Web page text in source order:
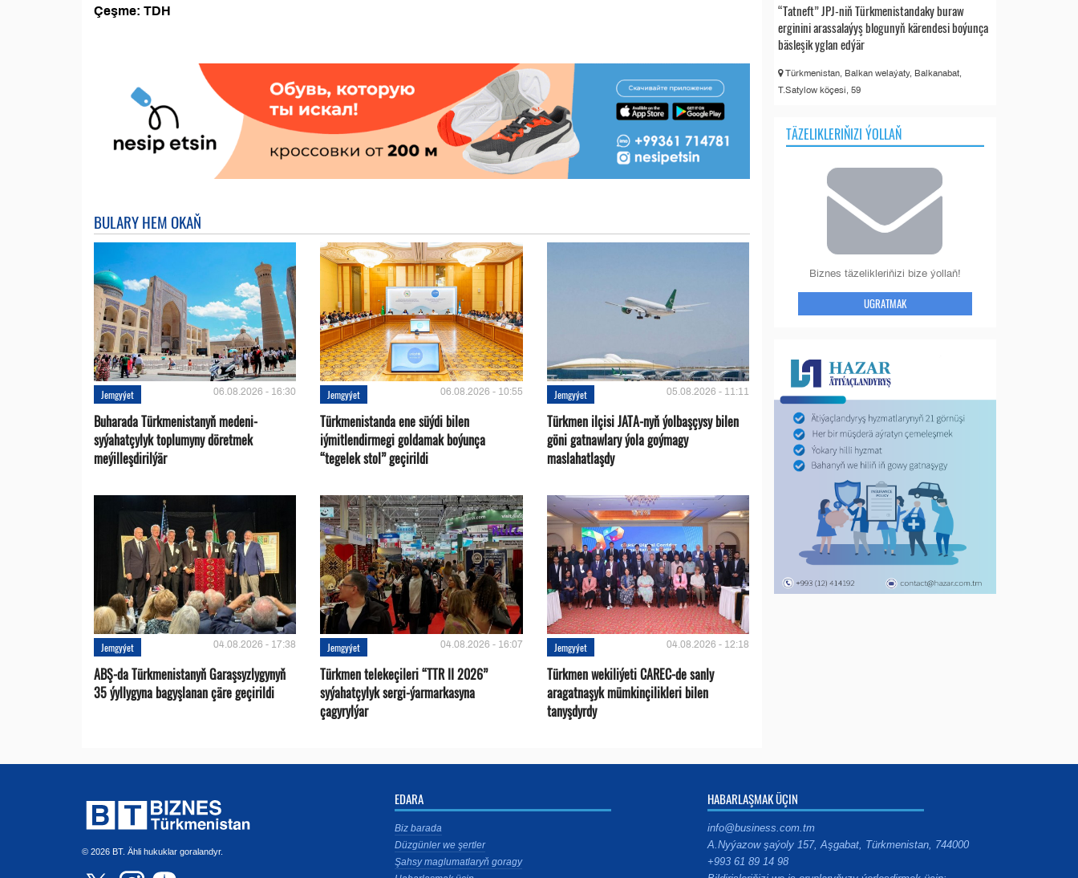
Çeşme: TDH
BULARY HEM OKAŇ
Jemgyýet 06.08.2026 - 16:30
Buharada Türkmenistanyň medeni-
syýahatçylyk toplumyny döretmek
meýilleşdirilýär
Jemgyýet 06.08.2026 - 10:55
Türkmenistanda ene süýdi bilen
iýmitlendirmegi goldamak boýunça
“tegelek stol” geçirildi
Jemgyýet 05.08.2026 - 11:11
Türkmen ilçisi JATA-nyň ýolbaşçysy bilen
göni gatnawlary ýola goýmagy
maslahatlaşdy
Jemgyýet 04.08.2026 - 17:38
ABŞ-da Türkmenistanyň Garaşsyzlygynyň
35 ýyllygyna bagyşlanan çäre geçirildi
Jemgyýet 04.08.2026 - 16:07
Türkmen telekeçileri “TTR II 2026”
syýahatçylyk sergi-ýarmarkasyna
çagyrylýar
Jemgyýet 04.08.2026 - 12:18
Türkmen wekiliýeti CAREC-de sanly
aragatnaşyk mümkinçilikleri bilen
tanyşdyrdy
“Tatneft” JPJ-niň Türkmenistandaky buraw
erginini arassalaýyş blogunyň kärendesi boýunça
bäsleşik yglan edýär
Türkmenistan, Balkan welaýaty, Balkanabat,
T.Satylow köçesi, 59
TÄZELIKLERIŇIZI ÝOLLAŇ
Biznes täzelikleriňizi bize ýollaň!
UGRATMAK
© 2026 BT. Ähli hukuklar goralandyr.
EDARA
Biz barada
Düzgünler we şertler
Şahsy maglumatlaryň goragy
HABARLAŞMAK ÜÇIN
info@business.com.tm
A.Nyýazow şaýoly 157, Aşgabat, Türkmenistan, 744000
+993 61 89 14 98